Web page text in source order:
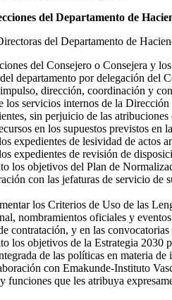
del Departamento de
del Departamento de
del Consejero o Consejera y
departamento por delegación del
dirección, coordinación y
los servicios internos de la Dirección
sin perjuicio de las
en los supuestos previstos en
expedientes de lesividad de actos
expedientes de revisión de
los objetivos del Plan de
con las jefaturas de servicio
los Criterios de Uso de las
nombramientos oficiales y
contratación, y en las
los objetivos de la Estrategia 2030
de las políticas en materia
con Emakunde-Instituto
funciones que les atribuya